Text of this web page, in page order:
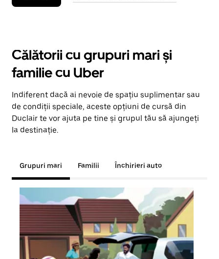
Călătorii cu grupuri mari și
familie cu Uber
Indiferent dacă ai nevoie de spațiu suplimentar sau
de condiții speciale, aceste opțiuni de cursă din
Duclair te vor ajuta pe tine și grupul tău să ajungeți
la destinație.
Grupuri mari Familii Închirieri auto